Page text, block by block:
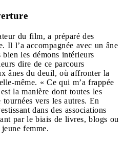
du film, a préparé des
Il l’a accompagnée avec un âne
les démons intérieurs
dire de ce parcours
ânes du deuil, où affronter la
même. « Ce qui m’a frappée
la manière dont toutes les
vers les autres. En
dans des associations
par le biais de livres, blogs ou
femme.